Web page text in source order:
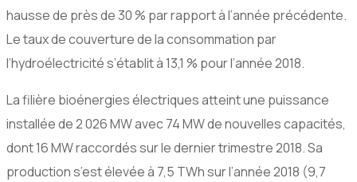
hausse de près de 30 % par rapport à l’année précédente.
Le taux de couverture de la consommation par
l’hydroélectricité s’établit à 13,1 % pour l’année 2018.
La filière bioénergies électriques atteint une puissance
installée de 2 026 MW avec 74 MW de nouvelles capacités,
dont 16 MW raccordés sur le dernier trimestre 2018. Sa
production s’est élevée à 7,5 TWh sur l’année 2018 (9,7